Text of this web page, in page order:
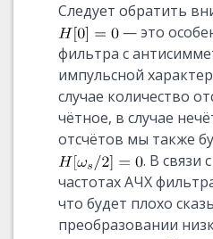
Следует обратить
— это
фильтра с
импульсной
случае количество
чётное, в случае
отсчётов мы также
. В связи
частотах АЧХ
что будет плохо
преобразовании